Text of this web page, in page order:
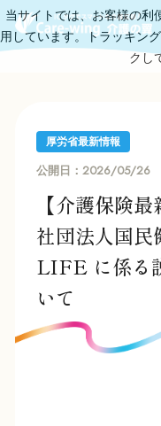
厚労省最新情報
公開日： 2026/05/26
【介護保険
社団法人国民
LIFE に係る
いて
当サイトでは、お客様の利
用しています。トラッキン
クし